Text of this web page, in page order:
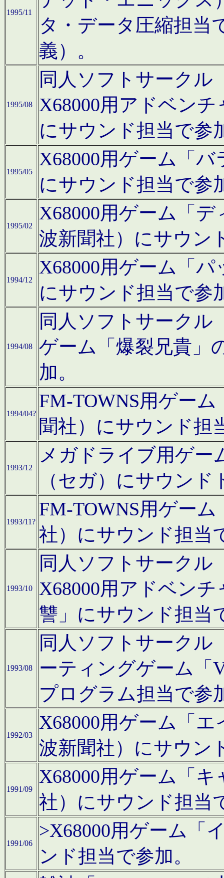
1995/11
タ・データ圧縮担当
義）。
1995/08
同人ソフトサークル
X68000用アドベン
にサウンド担当で参
1995/05
X68000用ゲーム「
にサウンド担当で参
1995/02
X68000用ゲーム「
波新聞社）にサウン
1994/12
X68000用ゲーム「
にサウンド担当で参
1994/08
同人ソフトサークル
ゲーム「爆裂兄貴」
加。
1994/04?
FM-TOWNS用ゲー
聞社）にサウンド担
1993/12
メガドライブ用ゲー
（セガ）にサウン
1993/11?
FM-TOWNS用ゲー
社）にサウンド担当
1993/10
同人ソフトサークル
X68000用アドベン
讐」にサウンド担当
1993/08
同人ソフトサークル
ーティングゲーム「
プログラム担当で参
1992/03
X68000用ゲーム「
波新聞社）にサウン
1991/09
X68000用ゲーム「
社）にサウンド担当
1991/06
>X68000用ゲーム「
ンド担当で参加。